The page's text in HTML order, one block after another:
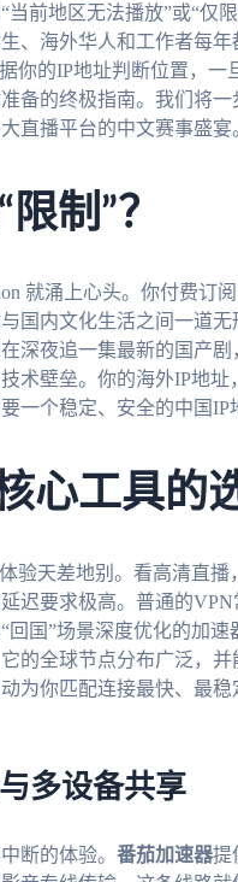
前地区无法播放”或“仅
、海外华人和工作者每年
你的IP地址判断位置，一
备的终极指南。我们将
直播平台的中文赛事盛宴
制”？
就涌上心头。你付费订
国内文化生活之间一道
深夜追一集最新的国产
术壁垒。你的海外IP地
一个稳定、安全的中国IP
心工具的
验天差地别。看高清直
迟要求极高。普通的VPN
国”场景深度优化的加速
的全球节点分布广泛，
为你匹配连接最快、最
多设备共享
断的体验。 番茄加速器提